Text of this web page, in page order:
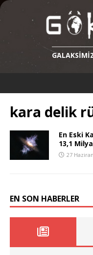
kara delik
En Eski
13,1
27
EN SON HABERLER